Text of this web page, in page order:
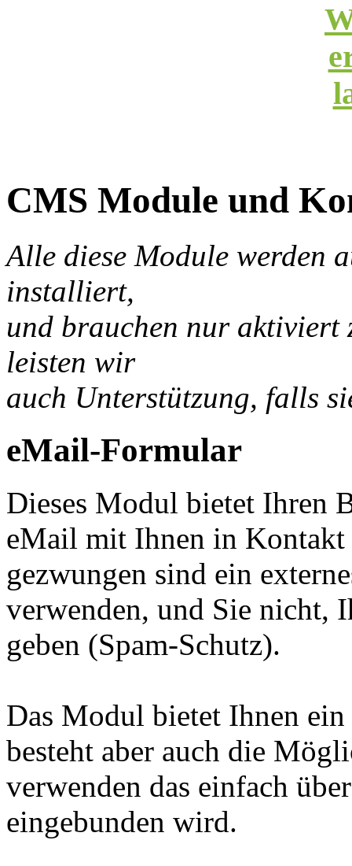
CMS Module und
Alle diese Module werden
installiert,
und brauchen nur aktiviert
leisten wir
auch Unterstützung, falls
eMail-Formular
Dieses Modul bietet Ihren
eMail mit Ihnen in Kontakt
gezwungen sind ein
verwenden, und Sie nicht,
geben (Spam-Schutz).
Das Modul bietet Ihnen
besteht aber auch die
verwenden das einfach
eingebunden wird.